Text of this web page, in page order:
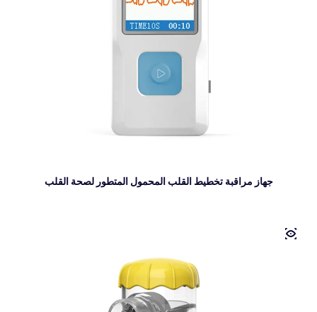
جهاز مراقبة تخطيط القلب المحمول المتطور لصحة القلب